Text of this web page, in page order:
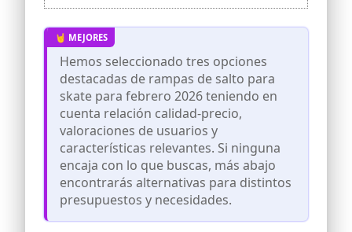
Hemos seleccionado tres opciones
destacadas de rampas de salto para
skate para febrero 2026 teniendo en
cuenta relación calidad-precio,
valoraciones de usuarios y
características relevantes. Si ninguna
encaja con lo que buscas, más abajo
encontrarás alternativas para distintos
presupuestos y necesidades.